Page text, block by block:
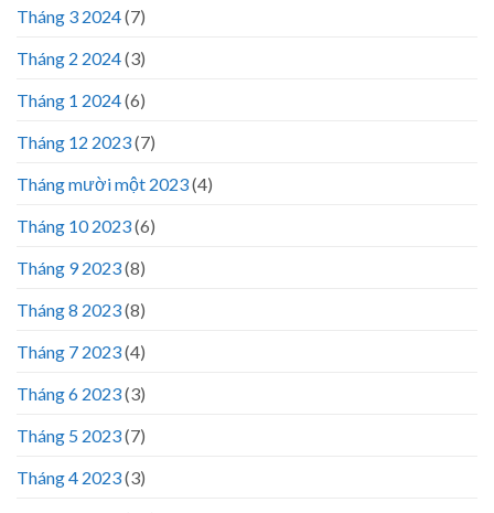
Tháng 3 2024(7)
Tháng 2 2024(3)
Tháng 1 2024(6)
Tháng 12 2023(7)
Tháng mười một 2023(4)
Tháng 10 2023(6)
Tháng 9 2023(8)
Tháng 8 2023(8)
Tháng 7 2023(4)
Tháng 6 2023(3)
Tháng 5 2023(7)
Tháng 4 2023(3)